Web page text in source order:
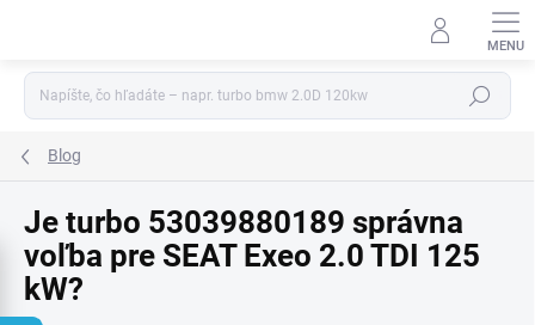
Hľadať
Blog
Je turbo 53039880189 správna
voľba pre SEAT Exeo 2.0 TDI 125
kW?